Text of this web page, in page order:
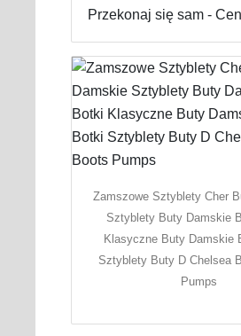
Przekonaj się sam -
Zamszowe Sztyblety Cher
Sztyblety Buty Damskie
Klasyczne Buty Damskie
Sztyblety Buty D Chelsea
Pumps